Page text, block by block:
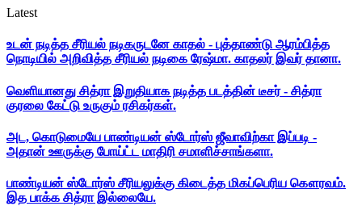
Latest
உடன் நடித்த சீரியல் நடிகருடனே காதல் - புத்தாண்டு ஆரம்பித்த
நொடியில் அறிவித்த சீரியல் நடிகை ரேஷ்மா. காதலர் இவர் தானா.
வெளியானது சித்ரா இறுதியாக நடித்த படத்தின் டீசர் - சித்ரா
குரலை கேட்டு உருகும் ரசிகர்கள்.
அட, கொடுமையே பாண்டியன் ஸ்டோர்ஸ் ஜீவாவிற்கா இப்படி -
அதான் ஊருக்கு போய்ட்ட மாதிரி சமாளிச்சாங்களா.
பாண்டியன் ஸ்டோர்ஸ் சீரியலுக்கு கிடைத்த மிகப்பெரிய கௌரவம்.
இத பாக்க சித்ரா இல்லையே.